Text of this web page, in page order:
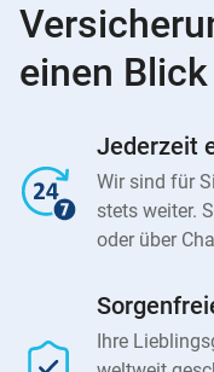
einen Blick
Jederzeit
Wir sind für
stets weiter.
oder über
Ihre